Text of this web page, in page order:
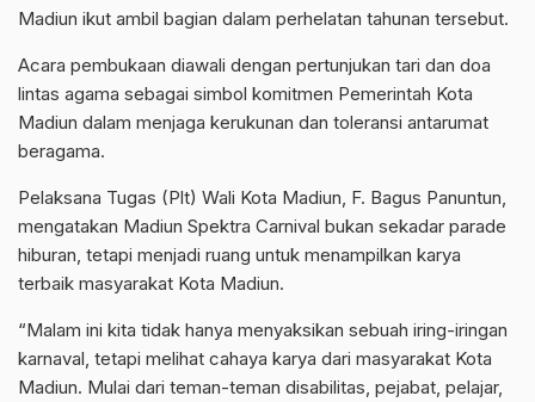
Madiun ikut ambil bagian dalam perhelatan tahunan tersebut.
Acara pembukaan diawali dengan pertunjukan tari dan doa
lintas agama sebagai simbol komitmen Pemerintah Kota
Madiun dalam menjaga kerukunan dan toleransi antarumat
beragama.
Pelaksana Tugas (Plt) Wali Kota Madiun, F. Bagus Panuntun,
mengatakan Madiun Spektra Carnival bukan sekadar parade
hiburan, tetapi menjadi ruang untuk menampilkan karya
terbaik masyarakat Kota Madiun.
“Malam ini kita tidak hanya menyaksikan sebuah iring-iringan
karnaval, tetapi melihat cahaya karya dari masyarakat Kota
Madiun. Mulai dari teman-teman disabilitas, pejabat, pelajar,